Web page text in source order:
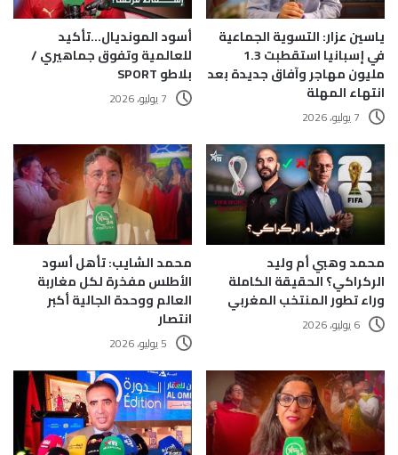
ياسين عزار: التسوية الجماعية
في إسبانيا استقطبت 1.3
مليون مهاجر وآفاق جديدة بعد
انتهاء المهلة
7 يوليو، 2026
أسود المونديال…تأكيد
للعالمية وتفوق جماهيري /
بلاطو SPORT
7 يوليو، 2026
محمد وهبي أم وليد
الركراكي؟ الحقيقة الكاملة
وراء تطور المنتخب المغربي
6 يوليو، 2026
محمد الشايب: تأهل أسود
الأطلس مفخرة لكل مغاربة
العالم ووحدة الجالية أكبر
انتصار
5 يوليو، 2026